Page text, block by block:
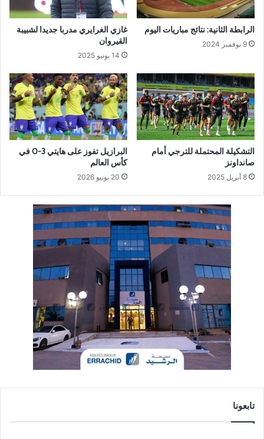
الرابطة الثانية: نتائج مباريات اليوم
9 نوفمبر 2024
غازي الغرايري مدربا جديدا لشبيبة
القيروان
14 يونيو 2025
التشكيلة المحتملة للترجي أمام
صانداونز
8 أبريل 2025
البرازيل تفوز على هايتي 3-0 في
كأس العالم
20 يونيو 2026
تابعونا